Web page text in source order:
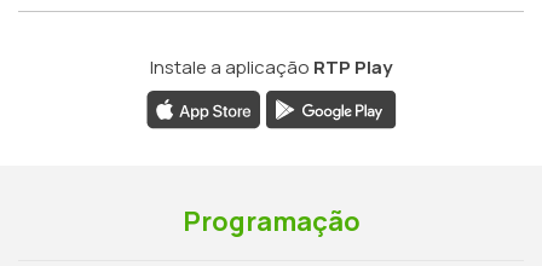
Instale a aplicação RTP Play
Programação